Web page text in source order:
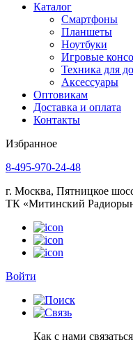
Каталог
Смартфоны
Планшеты
Ноутбуки
Игровые
Техника для
Аксессуары
Оптовикам
Доставка и оплата
Контакты
Избранное
8-495-970-24-48
г. Москва, Пятницкое
ТК «Митинский
Войти
Как с нами связаться